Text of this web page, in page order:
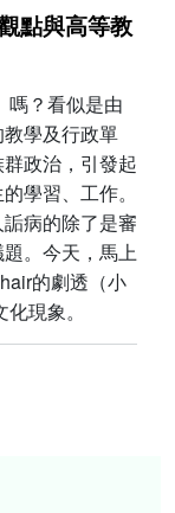
點與高等教
嗎？看似是由
學及行政單
政治，引發起
學習、工作。
病的除了是審
。今天，馬上
的劇透（小
現象。